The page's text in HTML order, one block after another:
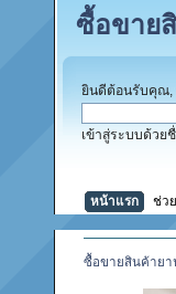
ซื้อขาย
ยินดีต้อนรับคุณ,
เข้าสู่ระบบด้วย
หน้าแรก ช่ว
ซื้อขายสินค้าย